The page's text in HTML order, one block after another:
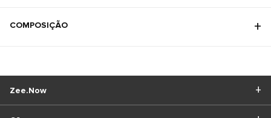
COMPOSIÇÃO
Zee.Now